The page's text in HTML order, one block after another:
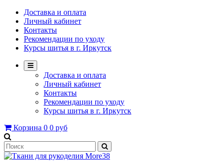
Доставка и оплата
Личный кабинет
Контакты
Рекомендации по уходу
Курсы шитья в г. Иркутск
Доставка и оплата
Личный кабинет
Контакты
Рекомендации по уходу
Курсы шитья в г. Иркутск
Корзина 0 0 руб